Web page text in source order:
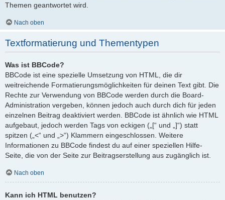
Themen geantwortet wird.
Nach oben
Textformatierung und Thementypen
Was ist BBCode?
BBCode ist eine spezielle Umsetzung von HTML, die dir
weitreichende Formatierungsmöglichkeiten für deinen Text gibt. Die
Rechte zur Verwendung von BBCode werden durch die Board-
Administration vergeben, können jedoch auch durch dich für jeden
einzelnen Beitrag deaktiviert werden. BBCode ist ähnlich wie HTML
aufgebaut, jedoch werden Tags von eckigen („[“ und „]“) statt
spitzen („<“ und „>“) Klammern eingeschlossen. Weitere
Informationen zu BBCode findest du auf einer speziellen Hilfe-
Seite, die von der Seite zur Beitragserstellung aus zugänglich ist.
Nach oben
Kann ich HTML benutzen?